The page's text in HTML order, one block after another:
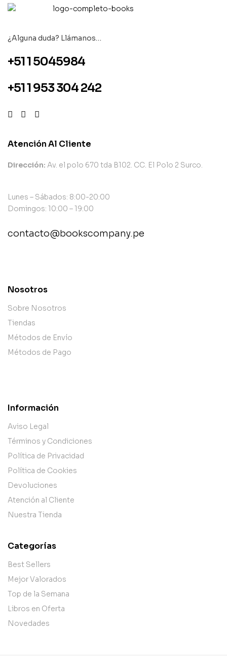
¿Alguna duda? Llámanos…
+51 1 5045984
+51 1 953 304 242
Atención Al Cliente
Dirección: Av. el polo 670 tda B102. CC. El Polo 2 Surco.
Lunes – Sábados: 8:00-20:00
Domingos: 10:00 – 19:00
contacto@bookscompany.pe
Nosotros
Sobre Nosotros
Tiendas
Métodos de Envío
Métodos de Pago
Información
Aviso Legal
Términos y Condiciones
Política de Privacidad
Política de Cookies
Devoluciones
Atención al Cliente
Nuestra Tienda
Categorías
Best Sellers
Mejor Valorados
Top de la Semana
Libros en Oferta
Novedades